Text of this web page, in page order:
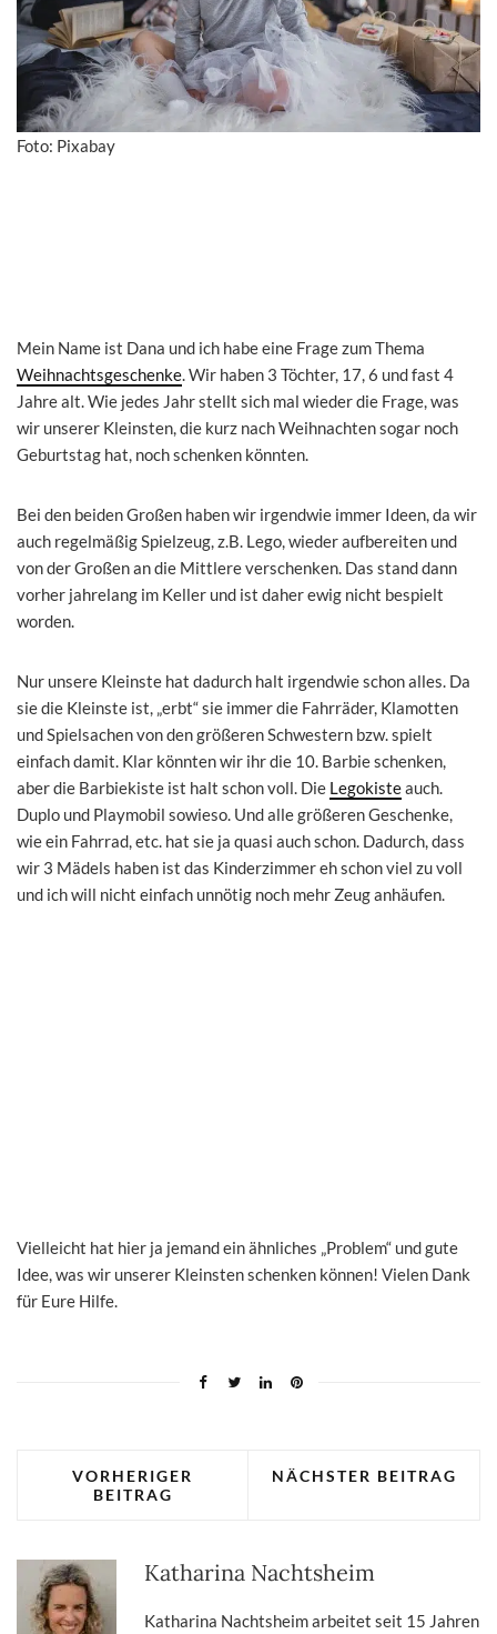
Foto: Pixabay
Mein Name ist Dana und ich habe eine Frage zum Thema
Weihnachtsgeschenke. Wir haben 3 Töchter, 17, 6 und fast 4
Jahre alt. Wie jedes Jahr stellt sich mal wieder die Frage, was
wir unserer Kleinsten, die kurz nach Weihnachten sogar noch
Geburtstag hat, noch schenken könnten.
Bei den beiden Großen haben wir irgendwie immer Ideen, da wir
auch regelmäßig Spielzeug, z.B. Lego, wieder aufbereiten und
von der Großen an die Mittlere verschenken. Das stand dann
vorher jahrelang im Keller und ist daher ewig nicht bespielt
worden.
Nur unsere Kleinste hat dadurch halt irgendwie schon alles. Da
sie die Kleinste ist, „erbt“ sie immer die Fahrräder, Klamotten
und Spielsachen von den größeren Schwestern bzw. spielt
einfach damit. Klar könnten wir ihr die 10. Barbie schenken,
aber die Barbiekiste ist halt schon voll. Die Legokisteauch.
Duplo und Playmobil sowieso. Und alle größeren Geschenke,
wie ein Fahrrad, etc. hat sie ja quasi auch schon. Dadurch, dass
wir 3 Mädels haben ist das Kinderzimmer eh schon viel zu voll
und ich will nicht einfach unnötig noch mehr Zeug anhäufen.
Vielleicht hat hier ja jemand ein ähnliches „Problem“ und gute
Idee, was wir unserer Kleinsten schenken können! Vielen Dank
für Eure Hilfe.
VORHERIGER
BEITRAG
NÄCHSTER BEITRAG
Katharina Nachtsheim
Katharina Nachtsheim arbeitet seit 15 Jahren